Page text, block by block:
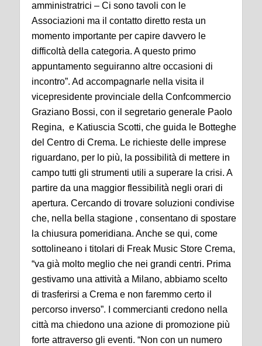
amministratrici – Ci sono tavoli con le
Associazioni ma il contatto diretto resta un
momento importante per capire davvero le
difficoltà della categoria. A questo primo
appuntamento seguiranno altre occasioni di
incontro”. Ad accompagnarle nella visita il
vicepresidente provinciale della Confcommercio
Graziano Bossi, con il segretario generale Paolo
Regina, e Katiuscia Scotti, che guida le Botteghe
del Centro di Crema. Le richieste delle imprese
riguardano, per lo più, la possibilità di mettere in
campo tutti gli strumenti utili a superare la crisi. A
partire da una maggior flessibilità negli orari di
apertura. Cercando di trovare soluzioni condivise
che, nella bella stagione , consentano di spostare
la chiusura pomeridiana. Anche se qui, come
sottolineano i titolari di Freak Music Store Crema,
“va già molto meglio che nei grandi centri. Prima
gestivamo una attività a Milano, abbiamo scelto
di trasferirsi a Crema e non faremmo certo il
percorso inverso”. I commercianti credono nella
città ma chiedono una azione di promozione più
forte attraverso gli eventi. “Non con un numero